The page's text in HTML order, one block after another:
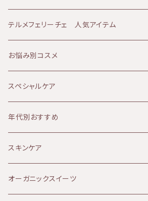
★軽くふってご使用くださ
ございませんのでご安心くださ
JANESCE（ジャネス）
ATHANOR（アタノール）
Soluna（ソルーナ）
MOON PEACH（ムーンピーチ）
アルガンオイル
Provida（プロヴィダ）
テルメフェリーチェ 人気アイテム
お悩み別コスメ
乾燥肌
オイリー肌
敏感肌
赤み肌
スペシャルケア
ボディケア
リップケア
マタニティケア
年代別おすすめ
10代
20代
スキンケア
クレンジング
オーガニックスイーツ